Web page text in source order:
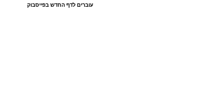
עוברים לדף החדש בפייסבוק